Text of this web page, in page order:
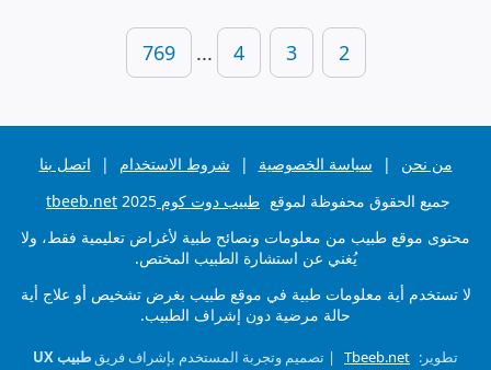
2
3
4
...
769
من نحن | سياسة الخصوصية | شروط الاستخدام |
اتصل بنا
جميع الحقوق محفوظة لموقع طبيب دوت كوم tbeeb.net 2025
محتوى موقع طبيب من معلومات ونصائح طبية لأغراض تعليمية فقط، ولا
يُغني عن استشارة الطبيب المختص.
لا تستخدم أية معلومات طبية في موقع طبيب بغرض تشخيص أو علاج أية
حالة مرضية دون إشراف الطبيب.
تطوير: Tbeeb.net | تصميم وتجربة المستخدم بإشراف فريقطبيب UX